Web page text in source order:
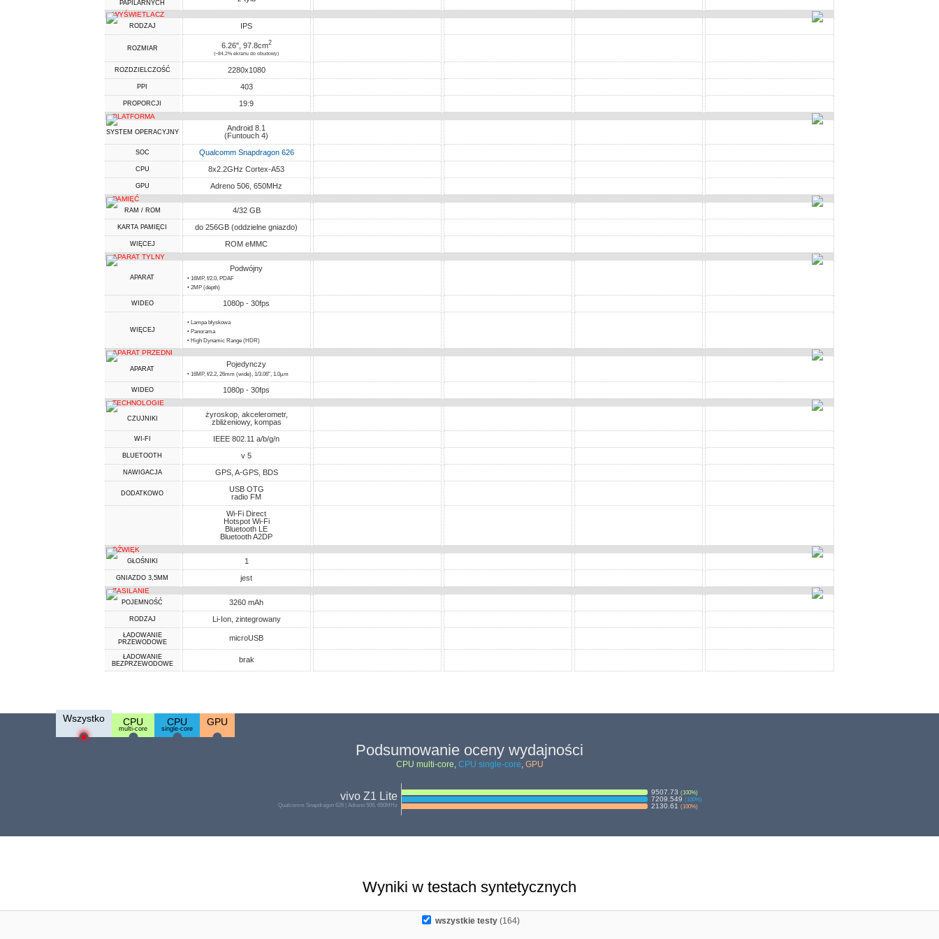
PAPILARNYCH
WYŚWIETLACZ
RODZAJ IPS
ROZMIAR 6.26", 97.8cm2
(~84.2% ekranu do obudowy)
ROZDZIELCZOŚĆ 2280x1080
PPI 403
PROPORCJI 19:9
PLATFORMA
SYSTEM OPERACYJNY
Android 8.1
(Funtouch 4)
SOC Qualcomm Snapdragon 626
CPU 8x2.2GHz Cortex-A53
GPU Adreno 506, 650MHz
PAMIĘĆ
RAM / ROM 4/32 GB
KARTA PAMIĘCI do 256GB (oddzielne gniazdo)
WIĘCEJ ROM eMMC
APARAT TYLNY
APARAT
Podwójny
• 16MP, f/2.0, PDAF
• 2MP (depth)
WIDEO 1080p - 30fps
WIĘCEJ
• Lampa błyskowa
• Panorama
• High Dynamic Range (HDR)
APARAT PRZEDNI
APARAT
Pojedynczy
• 16MP, f/2.2, 26mm (wide), 1/3.06", 1.0µm
WIDEO 1080p - 30fps
TECHNOLOGIE
CZUJNIKI
żyroskop, akcelerometr,
zbliżeniowy, kompas
WI-FI IEEE 802.11 a/b/g/n
BLUETOOTH v 5
NAWIGACJA GPS, A-GPS, BDS
DODATKOWO
USB OTG
radio FM
Wi-Fi Direct
Hotspot Wi-Fi
Bluetooth LE
Bluetooth A2DP
DŹWIĘK
GŁOŚNIKI 1
GNIAZDO 3,5MM jest
ZASILANIE
POJEMNOŚĆ 3260 mAh
RODZAJ Li-Ion, zintegrowany
ŁADOWANIE
PRZEWODOWE
microUSB
ŁADOWANIE
BEZPRZEWODOWE
brak
Wszystko CPU
multi-core
CPU
single-core
GPU
Podsumowanie oceny wydajności
CPU multi-core, CPU single-core, GPU
vivo Z1 Lite
Qualcomm Snapdragon 626 | Adreno 506, 650MHz
9507.73 (100%)
7209.549 (100%)
2130.61 (100%)
Wyniki w testach syntetycznych
wszystkie testy (164)